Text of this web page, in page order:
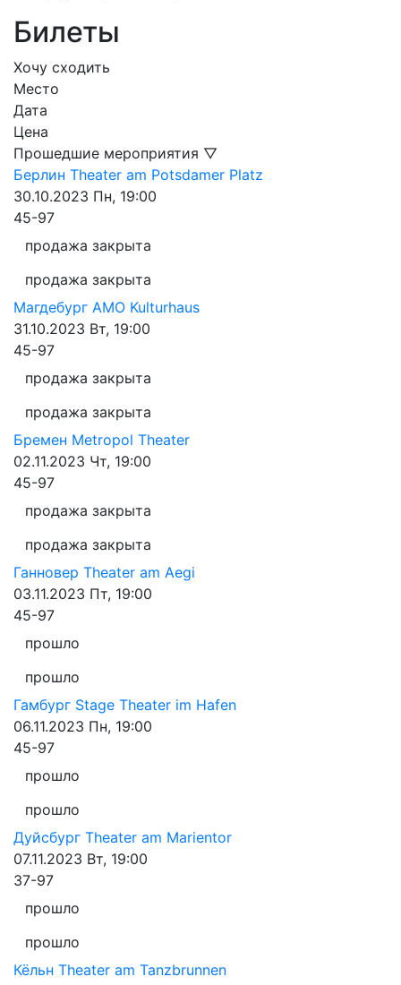
Билеты
Хочу сходить
Место
Дата
Цена
Прошедшие мероприятия ▽
Берлин Theater am Potsdamer Platz
30.10.2023 Пн, 19:00
45-97
продажа закрыта
продажа закрыта
Магдебург AMO Kulturhaus
31.10.2023 Вт, 19:00
45-97
продажа закрыта
продажа закрыта
Бремен Metropol Theater
02.11.2023 Чт, 19:00
45-97
продажа закрыта
продажа закрыта
Ганновер Theater am Aegi
03.11.2023 Пт, 19:00
45-97
прошло
прошло
Гамбург Stage Theater im Hafen
06.11.2023 Пн, 19:00
45-97
прошло
прошло
Дуйсбург Theater am Marientor
07.11.2023 Вт, 19:00
37-97
прошло
прошло
Кёльн Theater am Tanzbrunnen